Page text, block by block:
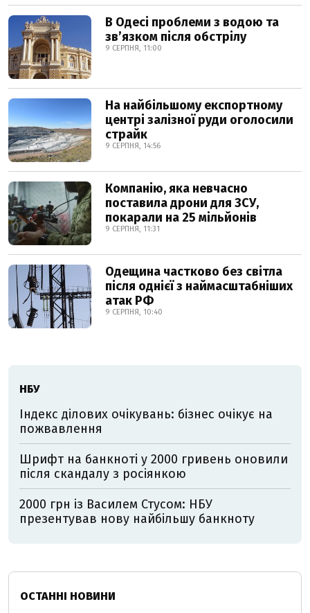
В Одесі проблеми з водою та
звʼязком після обстрілу
9 СЕРПНЯ, 11:00
На найбільшому експортному
центрі залізної руди оголосили
страйк
9 СЕРПНЯ, 14:56
Компанію, яка невчасно
поставила дрони для ЗСУ,
покарали на 25 мільйонів
9 СЕРПНЯ, 11:31
Одещина частково без світла
після однієї з наймасштабніших
атак РФ
9 СЕРПНЯ, 10:40
НБУ
Індекс ділових очікувань: бізнес очікує на
пожвавлення
Шрифт на банкноті у 2000 гривень оновили
після скандалу з росіянкою
2000 грн із Василем Стусом: НБУ
презентував нову найбільшу банкноту
ОСТАННІ НОВИНИ